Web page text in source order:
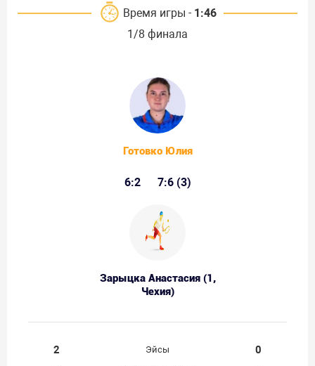
Время игры - 1:46
1/8 финала
Готовко Юлия
6:2 7:6 (3)
Зарыцка Анастасия (1,
Чехия)
2 Эйсы
0